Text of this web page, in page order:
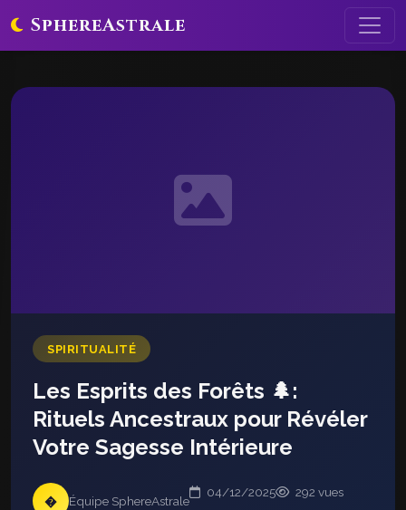
SphereAstrale
SPIRITUALITÉ
Les Esprits des Forêts 🌲:
Rituels Ancestraux pour Révéler
Votre Sagesse Intérieure
� Équipe SphereAstrale
04/12/2025 292 vues